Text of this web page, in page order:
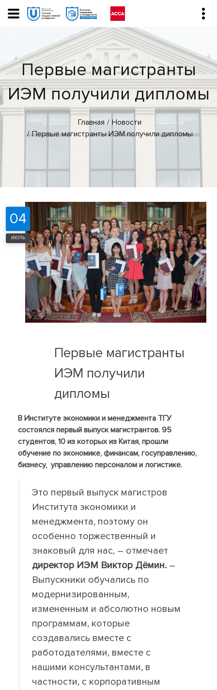
Первые магистранты
ИЭМ получили дипломы
Главная
Новости
Первые магистранты ИЭМ получили дипломы
Первые магистранты
ИЭМ получили
дипломы
В Институте экономики и менеджмента ТГУ
состоялся первый выпуск магистрантов. 95
студентов, 10 из которых из Китая, прошли
обучение по экономике, финансам, госуправлению,
бизнесу, управлению персоналом и логистике.
Это первый выпуск магистров
Института экономики и
менеджмента, поэтому он
особенно торжественный и
знаковый для нас, – отмечает
директор ИЭМ Виктор Дёмин. –
Выпускники обучались по
модернизированным,
измененным и абсолютно новым
программам, которые
создавались вместе с
работодателями, вместе с
нашими консультантами, в
частности, с корпоративным
04
ИЮЛЬ